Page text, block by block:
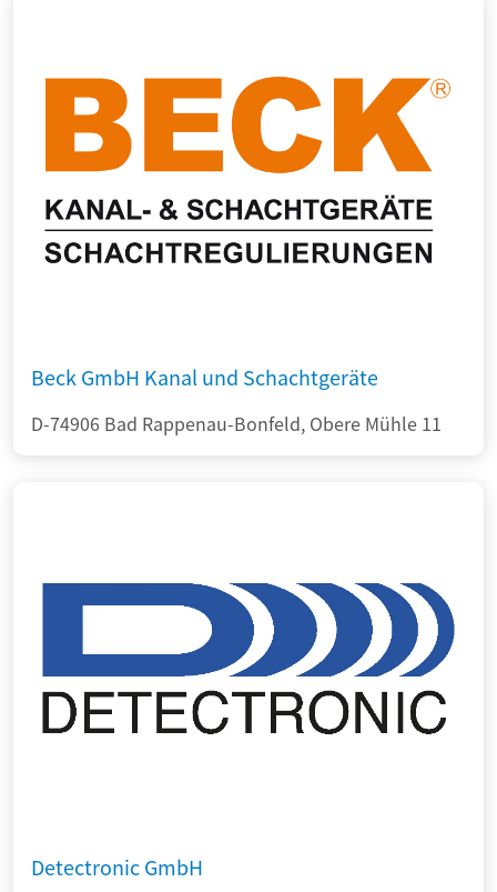
Beck GmbH Kanal und Schachtgeräte
D-74906 Bad Rappenau-Bonfeld, Obere Mühle 11
Detectronic GmbH